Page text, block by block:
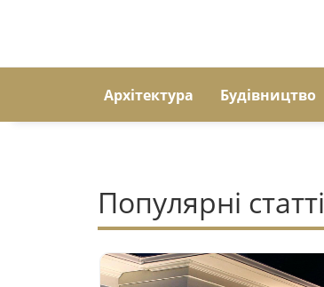
Архітектура Будівництво
Популярні статті